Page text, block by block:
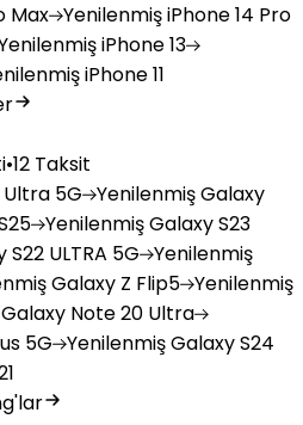
Max YenilenmişiPhone 14 Pro
iPhone 13
iPhone 11
•12 Taksit
5G YenilenmişGalaxy
YenilenmişGalaxy S23
S22 ULTRA 5G Yenilenmiş
Galaxy Z Flip5 Yenilenmiş
Galaxy Note 20 Ultra
5G YenilenmişGalaxy S24